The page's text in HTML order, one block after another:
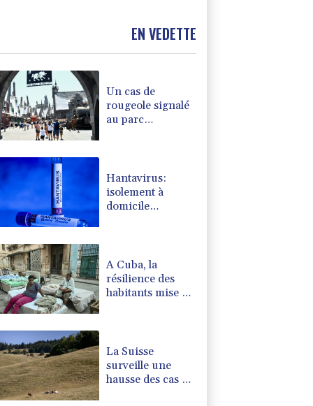
menace la sécurité alimentaire
EN VEDETTE
Un cas de
rougeole signalé
au parc
Hantavirus:
isolement à
domicile
touriste franco-
argentin
A Cuba, la
résilience des
habitants mise à
La Suisse
surveille une
hausse des cas de